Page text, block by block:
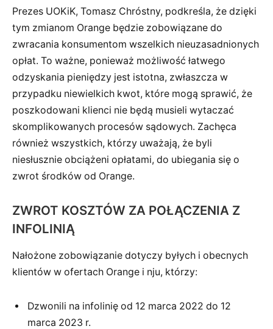
Prezes UOKiK, Tomasz Chróstny, podkreśla, że dzięki
tym zmianom Orange będzie zobowiązane do
zwracania konsumentom wszelkich nieuzasadnionych
opłat. To ważne, ponieważ możliwość łatwego
odzyskania pieniędzy jest istotna, zwłaszcza w
przypadku niewielkich kwot, które mogą sprawić, że
poszkodowani klienci nie będą musieli wytaczać
skomplikowanych procesów sądowych. Zachęca
również wszystkich, którzy uważają, że byli
niesłusznie obciążeni opłatami, do ubiegania się o
zwrot środków od Orange.
ZWROT KOSZTÓW ZA POŁĄCZENIA Z
INFOLINIĄ
Nałożone zobowiązanie dotyczy byłych i obecnych
klientów w ofertach Orange i nju, którzy:
Dzwonili na infolinię od 12 marca 2022 do 12
marca 2023 r.